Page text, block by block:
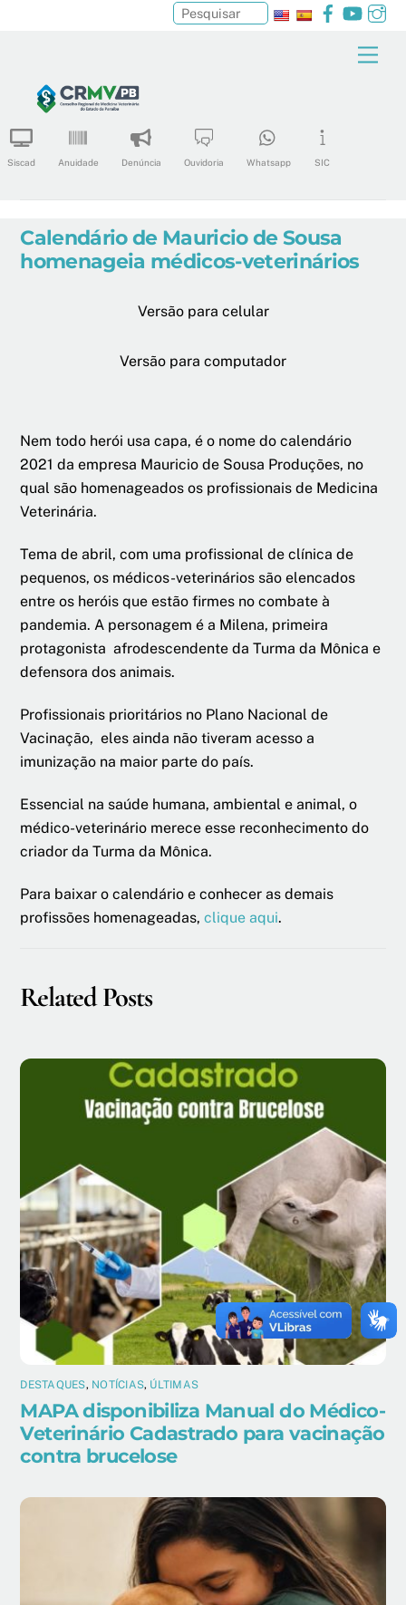
content
Facebook
Siscad Anuidade Denúncia Ouvidoria Whatsapp SIC
Pesquisar
Calendário de Mauricio de Sousa
homenageia médicos-veterinários
Versão para celular
Versão para computador
Nem todo herói usa capa, é o nome do calendário
2021 da empresa Mauricio de Sousa Produções, no
qual são homenageados os profissionais de Medicina
Veterinária.
Tema de abril, com uma profissional de clínica de
pequenos, os médicos-veterinários são elencados
entre os heróis que estão firmes no combate à
pandemia. A personagem é a Milena, primeira
protagonista afrodescendente da Turma da Mônica e
defensora dos animais.
Profissionais prioritários no Plano Nacional de
Vacinação, eles ainda não tiveram acesso a
imunização na maior parte do país.
Essencial na saúde humana, ambiental e animal, o
médico-veterinário merece esse reconhecimento do
criador da Turma da Mônica.
Para baixar o calendário e conhecer as demais
profissões homenageadas,clique aqui.
Related Posts
DESTAQUES, NOTÍCIAS, ÚLTIMAS
MAPA disponibiliza Manual do Médico-
Veterinário Cadastrado para vacinação
contra brucelose